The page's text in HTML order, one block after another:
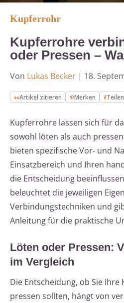
Kupferrohr
Kupferrohre
oder Pressen –
Von Lukas Becker | 18.
Artikel zitieren Merken Teilen
Kupferrohre lassen sich für
sowohl löten als auch
bieten spezifische Vor- und
Einsatzbereich und Ihren
die Entscheidung
beleuchtet die jeweiligen
Verbindungstechniken und
Anleitung für die praktische
Löten oder Pressen:
im Vergleich
Die Entscheidung, ob Sie
pressen sollten, hängt von